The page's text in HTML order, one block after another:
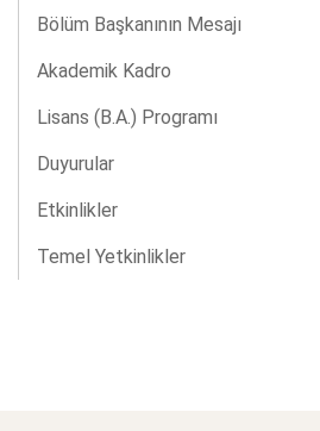
Bölüm Başkanının Mesajı
Akademik Kadro
Lisans (B.A.) Programı
Duyurular
Etkinlikler
Temel Yetkinlikler